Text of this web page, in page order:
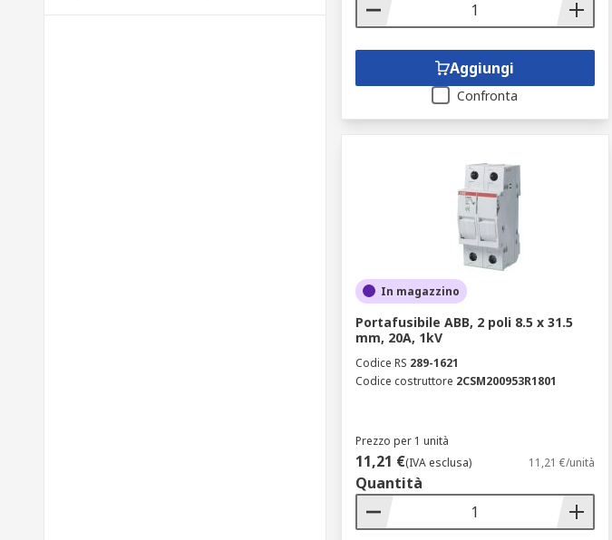
Aggiungi
Confronta
In magazzino
Portafusibile ABB, 2 poli 8.5 x 31.5
mm, 20A, 1kV
Codice RS 289-1621
Codice costruttore 2CSM200953R1801
Prezzo per 1 unità
11,21 €(IVA esclusa) 11,21 €/unità
Quantità